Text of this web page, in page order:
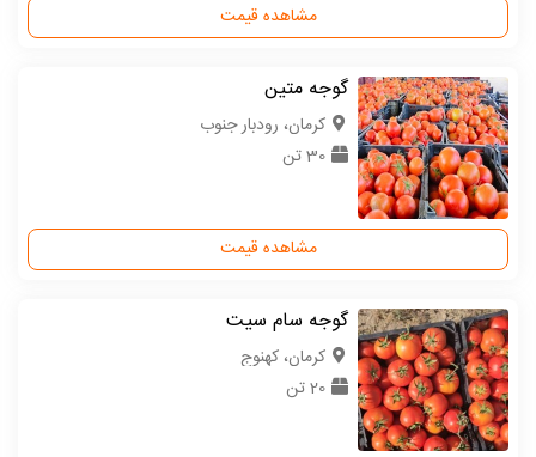
مشاهده قیمت
گوجه متین
كرمان، رودبار جنوب
30 تن
مشاهده قیمت
گوجه سام سیت
كرمان، کهنوج
20 تن